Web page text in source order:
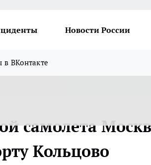
Новости России
ВКонтакте
самолета
Кольцово